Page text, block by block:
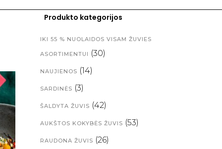
Produkto kategorijos
IKI 55 % NUOLAIDOS VISAM ŽUVIES
ASORTIMENTUI (30)
NAUJIENOS (14)
SARDINĖS (3)
ŠALDYTA ŽUVIS (42)
AUKŠTOS KOKYBĖS ŽUVIS (53)
RAUDONA ŽUVIS (26)